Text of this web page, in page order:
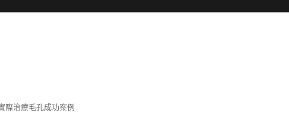
際治療毛孔成功案例